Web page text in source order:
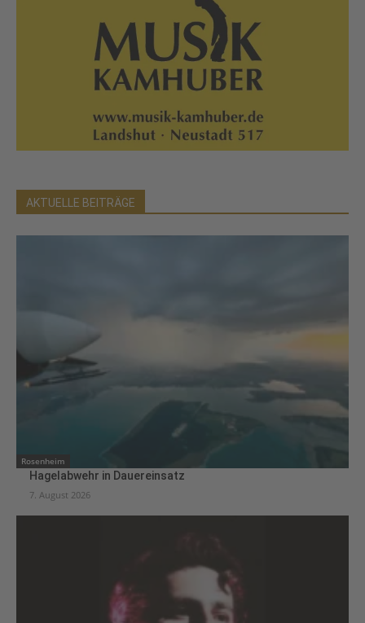
AKTUELLE BEITRÄGE
Rosenheim
Hagelabwehr in Dauereinsatz
7. August 2026